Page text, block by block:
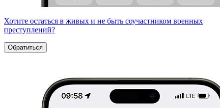
Хотите остаться в живых и не быть соучастником военных
преступлений?
Обратиться